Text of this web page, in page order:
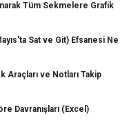
Tüm Sekmelere Grafik
Sat ve Git) Efsanesi Ne
Araçları ve Notları Takip
Davranışları (Excel)